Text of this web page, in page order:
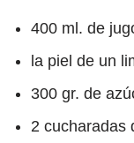
400 ml. de
la piel de un
300 gr. de
2 cucharadas